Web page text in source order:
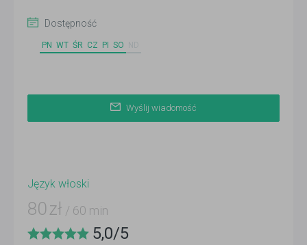
Dostępność
PN WT ŚR CZ PI SO
Wyślij wiadomość
Język włoski
80 zł / 60 min
5,0/5